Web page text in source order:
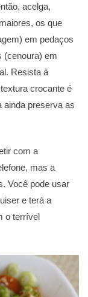
acelga,
os que
em pedaços
(cenoura) em
Resista à
crocante é
ainda preserva as
com a
mas a
Você pode usar
e terá a
o terrível